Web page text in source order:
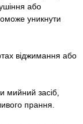
або
уникнути
віджимання або
мийний засіб,
прання.